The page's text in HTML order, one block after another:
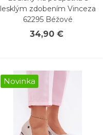
lesklým zdobením Vinceza
62295 Béžové
34,90 €
Novinka